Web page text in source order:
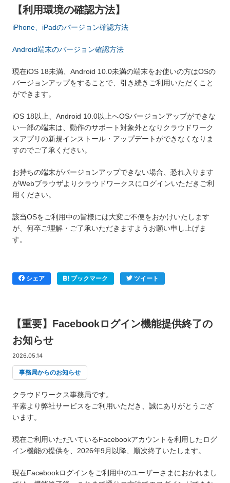
【利用環境の確認方法】
iPhone、iPadのバージョン確認方法
Android端末のバージョン確認方法
現在iOS 18未満、Android 10.0未満の端末をお使いの方はOSの
バージョンアップをすることで、引き続きご利用いただくこと
ができます。
iOS 18以上、Android 10.0以上へOSバージョンアップができな
い一部の端末は、動作のサポート対象外となりクラウドワーク
スアプリの新規インストール・アップデートができなくなりま
すのでご了承ください。
お持ちの端末がバージョンアップできない場合、恐れ入ります
がWebブラウザよりクラウドワークスにログインいただきご利
用ください。
該当OSをご利用中の皆様には大変ご不便をおかけいたします
が、何卒ご理解・ご了承いただきますようお願い申し上げま
す。
シェア ブックマーク ツイート
【重要】Facebookログイン機能提供終了の
お知らせ
2026.05.14
事務局からのお知らせ
クラウドワークス事務局です。
平素より弊社サービスをご利用いただき、誠にありがとうござ
います。
現在ご利用いただいているFacebookアカウントを利用したログ
イン機能の提供を、2026年9月以降、順次終了いたします。
現在Facebookログインをご利用中のユーザーさまにおかれまし